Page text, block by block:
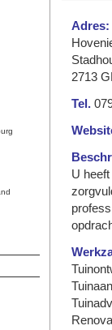
Adres:
2713
Tel.
U